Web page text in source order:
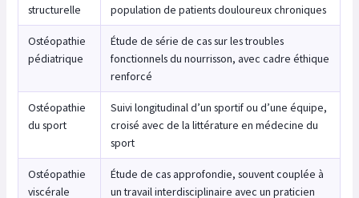
structurelle
population de patients douloureux chroniques
Ostéopathie
pédiatrique
Étude de série de cas sur les troubles
fonctionnels du nourrisson, avec cadre éthique
renforcé
Ostéopathie
du sport
Suivi longitudinal d’un sportif ou d’une équipe,
croisé avec de la littérature en médecine du
sport
Ostéopathie
viscérale
Étude de cas approfondie, souvent couplée à
un travail interdisciplinaire avec un praticien